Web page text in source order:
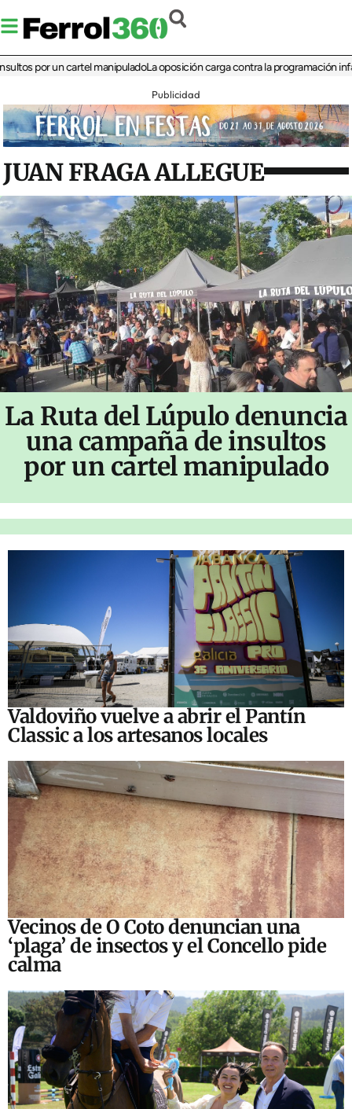
por un cartel manipuladoLa oposición carga contra la programación infantil
Publicidad
JUAN FRAGA ALLEGUE
La Ruta del Lúpulo denuncia
una campaña de insultos
por un cartel manipulado
Valdoviño vuelve a abrir el Pantín
Classic a los artesanos locales
Vecinos de O Coto denuncian una
‘plaga’ de insectos y el Concello pide
calma